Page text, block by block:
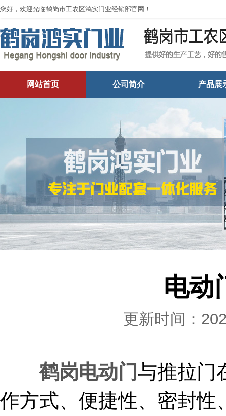
您好，欢迎光临鹤岗市工农区鸿实门业经销部官网！
网站首页 公司简介 产品展
电动
更新时间：
鹤岗电动门与推拉门
作方式、便捷性、密封性